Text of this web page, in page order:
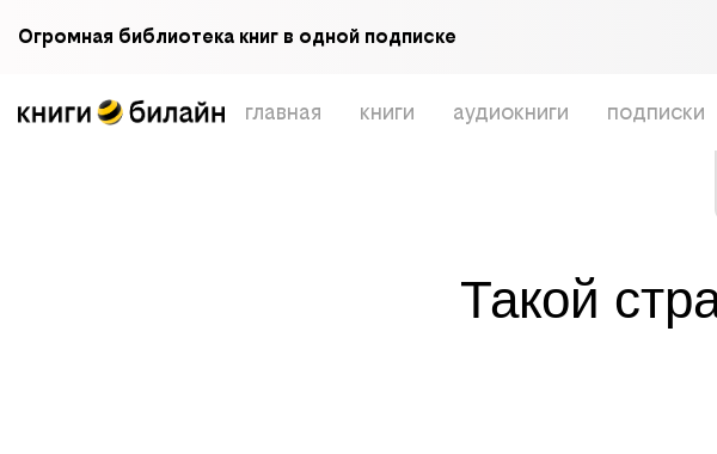
Огромная библиотека книг в одной подписке
главная книги аудиокниги подписки
Такой